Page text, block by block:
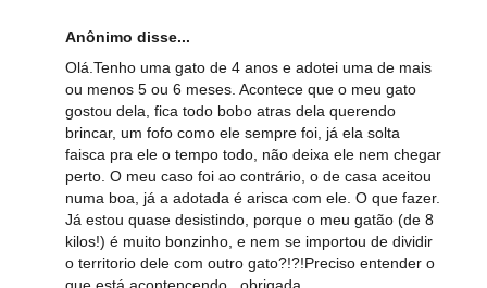
Anônimo disse...
Olá.Tenho uma gato de 4 anos e adotei uma de mais
ou menos 5 ou 6 meses. Acontece que o meu gato
gostou dela, fica todo bobo atras dela querendo
brincar, um fofo como ele sempre foi, já ela solta
faisca pra ele o tempo todo, não deixa ele nem chegar
perto. O meu caso foi ao contrário, o de casa aceitou
numa boa, já a adotada é arisca com ele. O que fazer.
Já estou quase desistindo, porque o meu gatão (de 8
kilos!) é muito bonzinho, e nem se importou de dividir
o territorio dele com outro gato?!?!Preciso entender o
que está acontencendo...obrigada.